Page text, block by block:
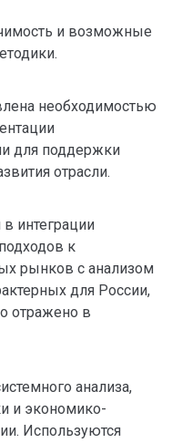
и возможные
необходимостью
для поддержки
отрасли.
интеграции
к
рынков с анализом
для России,
отражено в
анализа,
и экономико-
Используются